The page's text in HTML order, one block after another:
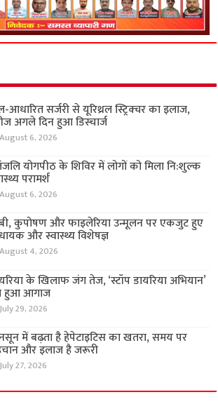
आधारित सर्जरी से यूरिथ्रल स्ट्रिक्चर का इलाज,
अगले दिन हुआ डिस्चार्ज
August 6, 2026
योगपीठ के शिविर में लोगों को मिला नि:शुल्क
परामर्श
August 6, 2026
कुपोषण और फाइलेरिया उन्मूलन पर एकजुट हुए
और स्वास्थ्य विशेषज्ञ
August 4, 2026
के खिलाफ जंग तेज, ‘स्टॉप डायरिया अभियान’
हुआ आगाज
July 29, 2026
में बढ़ता है हेपेटाइटिस का खतरा, समय पर
और इलाज है जरूरी
July 27, 2026